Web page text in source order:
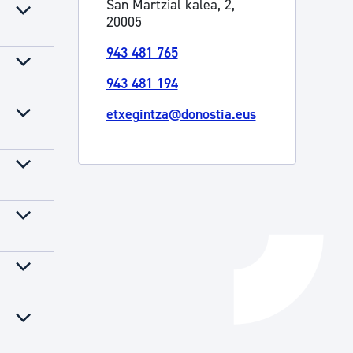
Tramitaziorako laguntza
San Martzial kalea, 2,
20005
943 481 765
943 481 194
etxegintza@donostia.eus